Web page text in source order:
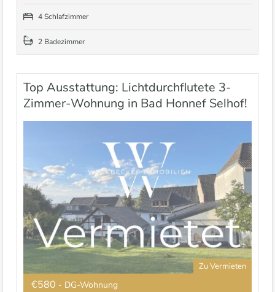
4 Schlafzimmer
2 Badezimmer
Top Ausstattung: Lichtdurchflutete 3-
Zimmer-Wohnung in Bad Honnef Selhof!
Zu Vermieten
€580 - DG-Wohnung